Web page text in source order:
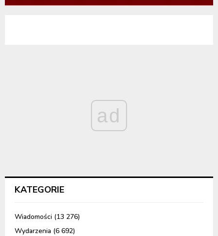
ad
KATEGORIE
Wiadomości (13 276)
Wydarzenia (6 692)